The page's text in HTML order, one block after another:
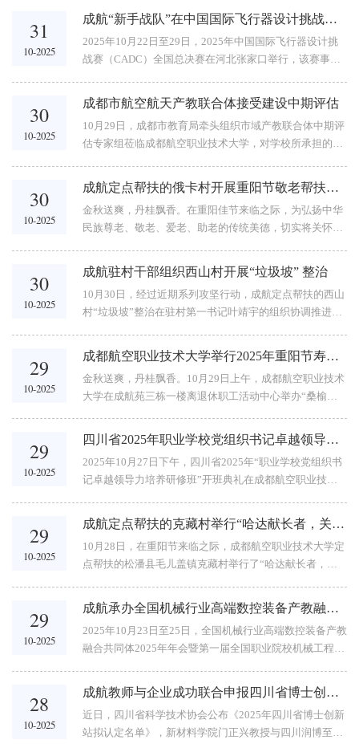
技术专业5233501班的学生团干部石雯丽与军士管理学院
主讲，...
中共四川省委省直机关党校副校长、省委宣讲团成员陈学
明教授作“认真学习《习近平谈治国理政》第五卷”专题讲
座。学校党委书记陈小红主持会议，全体校领导、中层干
部参加学习。陈学明教授作“认真学习《习近平谈治国理
政》第五卷”专题讲座讲座中，陈学明教授围绕“中央通知
要求精神”...
31
10-2025
成航“新手战队”在中国国际飞行器设计挑战赛中斩获佳绩
2025年10月22日至29日，2025年中国国际飞行器设计挑
战赛（CADC）全国总决赛在河北张家口举行，该赛事和
国大学生飞行器设计创新大赛并列为世界大学生飞行器设
计顶级竞赛。本届CADC吸引了西北工业大学、南京航空
航天大学、哈尔滨工业大学、国防科技大学等80多所院
校、1300多人参与。经过精心组织，成都航空职业技术大
学代表队在固定翼飞行器精确撞网项目中成功突围，斩获
全国二等奖1项、...
30
10-2025
成都市航空航天产教联合体接受建设中期评估
10月29日，成都市教育局牵头组织市域产教联合体中期评
估专家组莅临成都航空职业技术大学，对学校所承担的国
下简称“联合体”）进行实地评估。学校校长侯孟书、学校
顾问刘建超，成都市青羊区人民政府总督学、区教育局党
组成员、教育考试中心主任张勇、青羊经开区管委会副主
任陈平以及联合体有关企业代表出席会议。会议现场侯孟
书首先代表联合体牵头学校致欢迎辞。他对专家组一行为
成都市航空航天产教联合体建设情况和学校高质量发展“...
30
10-2025
成航定点帮扶的俄卡村开展重阳节敬老帮扶活动
金秋送爽，丹桂飘香。在重阳佳节来临之际，为弘扬中华
民族尊老、敬老、爱老、助老的传统美德，切实将关怀与
学派驻松潘县红土镇俄卡村第一书记何靖与红土镇政府相
关人员，在俄卡村共同组织开展了以“情暖重阳，关爱老
人”为主题的重阳节慰问帮扶活动。活动中，何靖代表学
校及驻村工作队，与镇、村干部一同走访慰问了村内的困
难老人家庭，为他们送上了精心准备的重阳节慰问品——
每户一桶食用油和一袋大米。...
30
10-2025
成航驻村干部组织西山村开展“垃圾坡” 整治
10月30日，经过近期系列攻坚行动，成航定点帮扶的西山
村“垃圾坡”整治在驻村第一书记叶靖宇的组织协调推进下
环卫公司赠送锦旗垃圾顽疾制约村庄发展西山村地处城郊
半山，长期受垃圾处理难题困扰。村口一处纵深近10米、
宽约6米的“垃圾坡”已存在近10年，成为制约村庄发展的
环境顽疾。由于村庄不属于县城环卫区划范围，且去年修
路前路面破损严重，垃圾清运车通行困难，加上村内可用
地紧张，...
29
10-2025
成都航空职业技术大学举行2025年重阳节寿星会
金秋送爽，丹桂飘香。10月29日上午，成都航空职业技术
大学在成航苑三栋一楼离退休职工活动中心举办“桑榆未
退休老同志集体贺寿。全体在校校领导出席活动，离退休
工作处全体工作人员与40余位“80后”寿星共襄盛会。学校
党委书记陈小红致辞座谈会在温馨热烈的氛围中拉开帷
幕。工作人员向每位寿星送上鲜花，祝福他们松鹤延年、
幸福安康。党委书记陈小红代表学校党政领导班子发表热
情洋溢的致辞，...
29
10-2025
四川省2025年职业学校党组织书记卓越领导力培养研修班在成都航空职业技术大学开班
2025年10月27日下午，四川省2025年“职业学校党组织书
记卓越领导力培养研修班”开班典礼在成都航空职业技术
党组织书记同仁齐聚蓉城，成都航空职业技术大学党委副
书记谢亮冯出席典礼，仪式由学校教师发展中心负责人李
欢主持。谢亮冯在致辞中指出，成都航空职业技术大学自
1965年创建以来，便与中国航空工业同根同源，从全国重
点中专成长为全国首所航空职业技术大学，始终坚守“航
空报国、...
29
10-2025
成航定点帮扶的克藏村举行“哈达献长者，关爱进藏家”毛儿盖镇敬老月暖心关怀行动
10月28日，在重阳节来临之际，成都航空职业技术大学定
点帮扶的松潘县毛儿盖镇克藏村举行了“哈达献长者，关
朱静与村两委共同组织80岁以上老年人在克藏村党群服务
中心村民活动室共庆重阳佳节。克藏村“哈达献长者，关
爱进藏家”敬老月暖心关怀行动合影克藏村作为高原藏族
村寨，村内山水环绕，生态环境优美。村内有着不少的长
寿老人，据统计克藏村现有90岁以上老年人1人，80岁以
上21人，...
29
10-2025
成航承办全国机械行业高端数控装备产教融合共同体2025年年会暨第一届全国职业院校机械工程（智能制造）学院院长/专业主任联席会议
2025年10月23日至25日，全国机械行业高端数控装备产教
融合共同体2025年年会暨第一届全国职业院校机械工程
本次会议由全国机械行业高端数控装备产教融合共同体主
办，成都航空职业技术大学与企业共同承办。10月24日上
午，共同体年会正式拉开帷幕。会议由共同体常务副理事
长单位、南京工业职业技术大学副校长高宏彦主持，出席
28
10-2025
成航教师与企业成功联合申报四川省博士创新站
近日，四川省科学技术协会公布《2025年四川省博士创新
站拟认定名单》，新材料学院门正兴教授与四川润博至远